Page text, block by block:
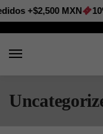
+$2,500 MXN